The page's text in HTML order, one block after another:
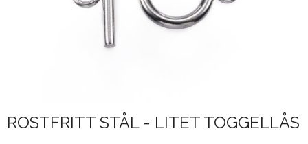
ROSTFRITT STÅL - LITET TOGGELLÅS